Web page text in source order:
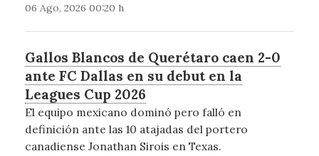
06 Ago, 2026 00:20 h
Gallos Blancos de Querétaro caen 2-0
ante FC Dallas en su debut en la
Leagues Cup 2026
El equipo mexicano dominó pero falló en
definición ante las 10 atajadas del portero
canadiense Jonathan Sirois en Texas.